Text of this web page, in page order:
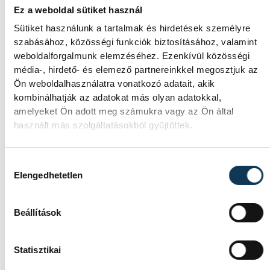
Ez a weboldal sütiket használ
Sütiket használunk a tartalmak és hirdetések személyre
szabásához, közösségi funkciók biztosításához, valamint
weboldalforgalmunk elemzéséhez. Ezenkívül közösségi
média-, hirdető- és elemező partnereinkkel megosztjuk az
Ön weboldalhasználatra vonatkozó adatait, akik
kombinálhatják az adatokat más olyan adatokkal,
amelyeket Ön adott meg számukra vagy az Ön által
használt más szolgáltatásokból gyűjtöttek.
Elengedhetetlen
Beállítások
Statisztikai
alacsony Dunából
A folyó rekordalacsony vízállása miatt egy
csaknem komplett, II. világháborús
német DKW NZ 350-1
motorkerékpárbukkant elő a Batthyány
téri rakpart sziklái alól, máshol pedig egy
közel féltonnás brit akna került elő.
történik, ha leáll Paks?
Mártha Imre, az MVM Zrt. egykori
vezérigazgatója ATV-n Rónai Egonnak